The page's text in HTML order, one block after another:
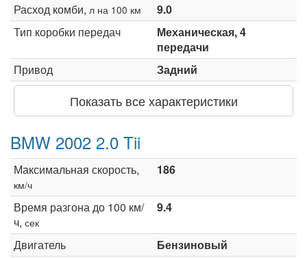
Расход комби, л на 100 км
9.0
Тип коробки передач
Механическая, 4
передачи
Привод
Задний
Показать все характеристики
BMW 2002 2.0 Tii
Максимальная скорость,
км/ч
186
Время разгона до 100 км/
ч, сек
9.4
Двигатель
Бензиновый